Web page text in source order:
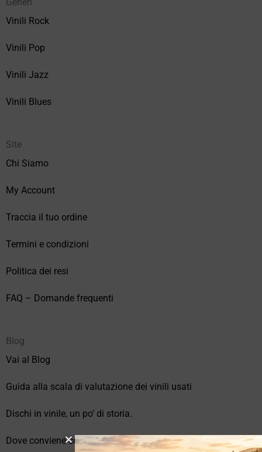
Vinili Rock
Vinili Pop
Vinili Jazz
Vinili Blues
Site
Chi Siamo
My Account
Traccia il tuo ordine
Termini e condizioni
Politica dei resi
FAQ – Domande frequenti
Blog
Vai al Blog
Guida alla scala di valutazione dei vinili usati
Dischi in vinile, un po’ di storia.
Dove conviene comprare vinili online?